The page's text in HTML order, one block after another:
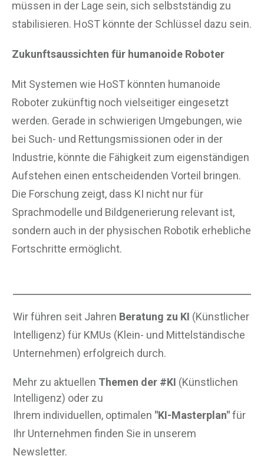
müssen in der Lage sein, sich selbstständig zu
stabilisieren. HoST könnte der Schlüssel dazu sein.
Zukunftsaussichten für humanoide Roboter
Mit Systemen wie HoST könnten humanoide
Roboter zukünftig noch vielseitiger eingesetzt
werden. Gerade in schwierigen Umgebungen, wie
bei Such- und Rettungsmissionen oder in der
Industrie, könnte die Fähigkeit zum eigenständigen
Aufstehen einen entscheidenden Vorteil bringen.
Die Forschung zeigt, dass KI nicht nur für
Sprachmodelle und Bildgenerierung relevant ist,
sondern auch in der physischen Robotik erhebliche
Fortschritte ermöglicht.
Wir führen seit Jahren Beratung zu KI (Künstlicher
Intelligenz) für KMUs (Klein- und Mittelständische
Unternehmen) erfolgreich durch.
Mehr zu aktuellen Themen der #KI (Künstlichen
Intelligenz) oder zu
Ihrem individuellen, optimalen "KI-Masterplan"für
Ihr Unternehmen finden Sie in unserem
Newsletter.